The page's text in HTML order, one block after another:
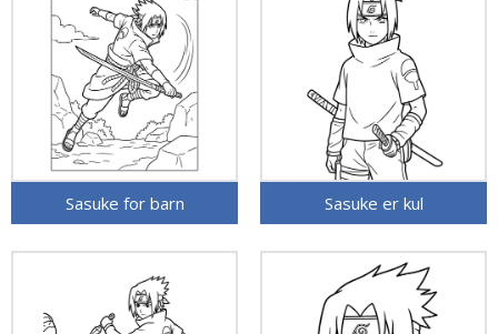
Sasuke for barn Sasuke er kul